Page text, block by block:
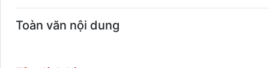
Toàn văn nội dung